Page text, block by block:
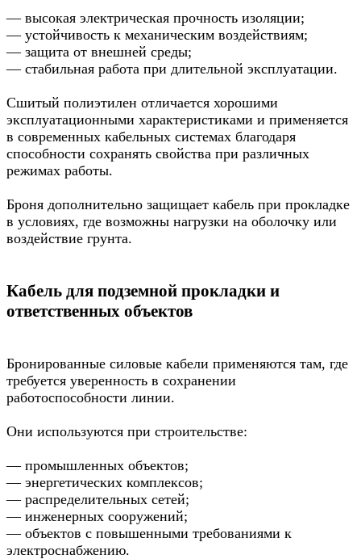
— высокая электрическая прочность изоляции;
— устойчивость к механическим воздействиям;
— защита от внешней среды;
— стабильная работа при длительной эксплуатации.
Сшитый полиэтилен отличается хорошими
эксплуатационными характеристиками и применяется
в современных кабельных системах благодаря
способности сохранять свойства при различных
режимах работы.
Броня дополнительно защищает кабель при прокладке
в условиях, где возможны нагрузки на оболочку или
воздействие грунта.
Кабель для подземной прокладки и
ответственных объектов
Бронированные силовые кабели применяются там, где
требуется уверенность в сохранении
работоспособности линии.
Они используются при строительстве:
— промышленных объектов;
— энергетических комплексов;
— распределительных сетей;
— инженерных сооружений;
— объектов с повышенными требованиями к
электроснабжению.